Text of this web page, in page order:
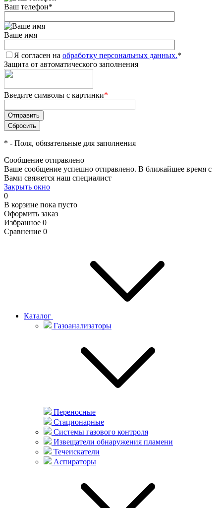
Ваш телефон*
Ваше имя
Я согласен на обработку персональных данных.*
Защита от автоматического заполнения
Введите символы с картинки*
* - Поля, обязательные для заполнения
Сообщение отправлено
Ваше сообщение успешно отправлено. В ближайшее время с
Вами свяжется наш специалист
Закрыть окно
0
В корзине пока пусто
Оформить заказ
Избранное 0
Сравнение 0
Каталог
Газоанализаторы
Переносные
Стационарные
Системы газового контроля
Извещатели обнаружения пламени
Течеискатели
Аспираторы